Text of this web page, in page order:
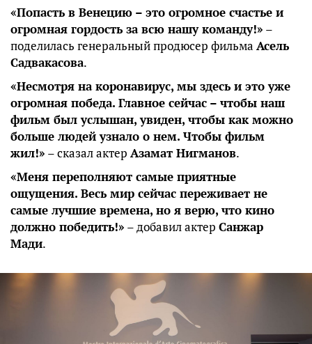
«Попасть в Венецию – это огромное счастье и
огромная гордость за всю нашу команду!» –
поделилась генеральный продюсер фильма Асель
Садвакасова.
«Несмотря на коронавирус, мы здесь и это уже
огромная победа. Главное сейчас – чтобы наш
фильм был услышан, увиден, чтобы как можно
больше людей узнало о нем. Чтобы фильм
жил!» – сказал актер Азамат Нигманов.
«Меня переполняют самые приятные
ощущения. Весь мир сейчас переживает не
самые лучшие времена, но я верю, что кино
должно победить!» – добавил актер Санжар
Мади.